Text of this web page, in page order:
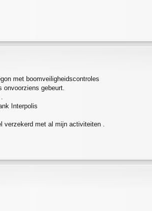
met boomveiligheidscontroles
onvoorziens gebeurt.
Interpolis
verzekerd met al mijn activiteiten .